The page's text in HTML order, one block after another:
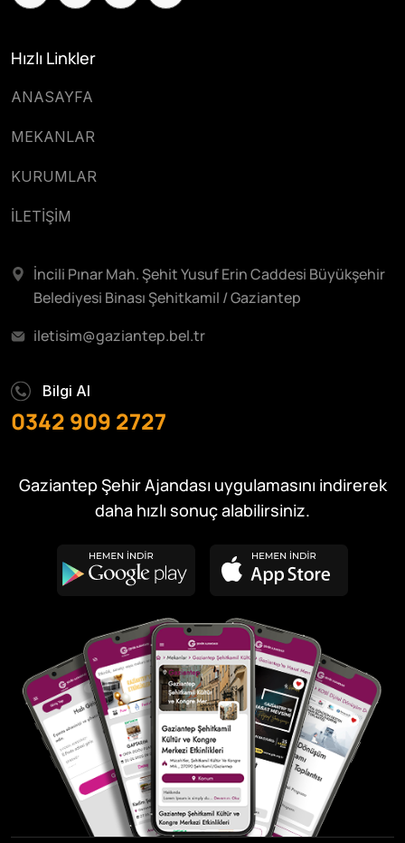
Hızlı Linkler
ANASAYFA
MEKANLAR
KURUMLAR
İLETİŞİM
İncili Pınar Mah. Şehit Yusuf Erin Caddesi Büyükşehir
Belediyesi Binası Şehitkamil / Gaziantep
iletisim@gaziantep.bel.tr
Bilgi Al
0342 909 2727
Gaziantep Şehir Ajandası uygulamasını indirerek
daha hızlı sonuç alabilirsiniz.